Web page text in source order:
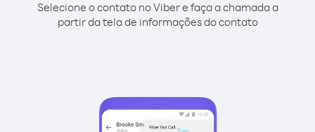
Selecione o contato no Viber e faça a chamada a
partir da tela de informações do contato